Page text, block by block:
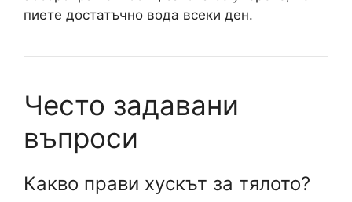
пиете достатъчно вода всеки ден.
Често задавани
въпроси
Какво прави хускът за тялото?